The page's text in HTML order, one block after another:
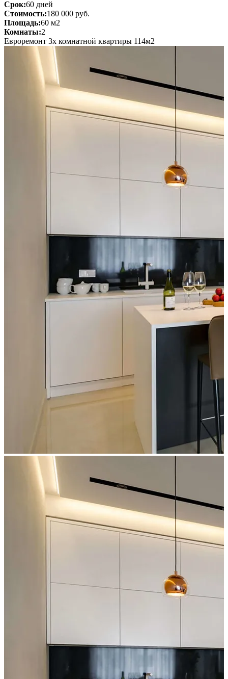
Срок:60 дней
Стоимость:180 000 руб.
Площадь:60 м2
Комнаты:2
Евроремонт 3х комнатной квартиры 114м2